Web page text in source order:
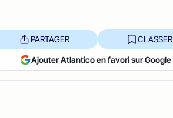
PARTAGER CLASSER
Ajouter Atlantico en favori sur Google